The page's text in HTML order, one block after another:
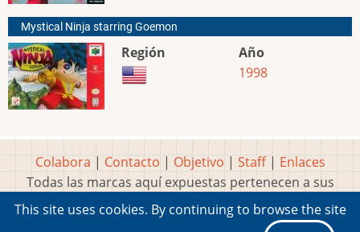
Mystical Ninja starring Goemon
Región
Año
1998
Colabora | Contacto | Objetivo | Staff| Enlaces
Todas las marcas aquí expuestas pertenecen a sus
respectivos y legítimos dueños
Idea, página, contenidos y diseños creados porMarty
This site uses cookies. By continuing to browse the site